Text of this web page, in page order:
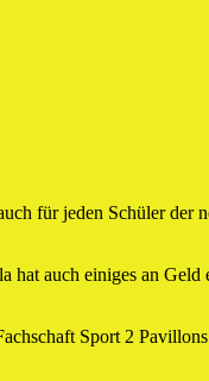
für jeden Schüler der
auch einiges an Geld
Sport 2